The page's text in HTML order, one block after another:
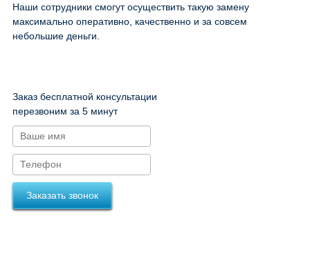
Наши сотрудники смогут осуществить такую замену
максимально оперативно, качественно и за совсем
небольшие деньги.
Заказ бесплатной консультации
перезвоним за 5 минут
Заказать звонок